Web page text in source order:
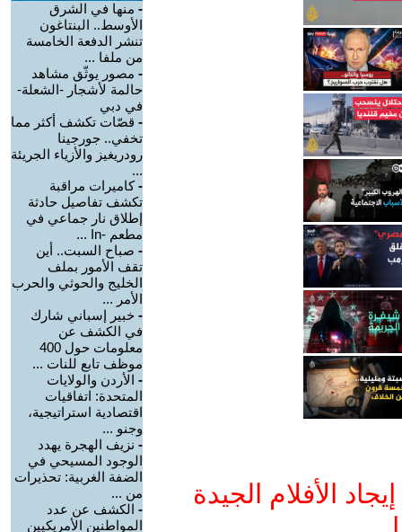
الأفلام الجيدة
- منها في الشرق
الأوسط.. البنتاغون
تنشر الدفعة الخامسة
من ملفا ...
- مصور يوثّق مشاهد
حالمة لأشجار -الشعلة-
في دبي
- قصّات تكشف أكثر مما
تخفي.. جورجينا
رودريغيز والأزياء الجريئة
...
-كاميرات مراقبة
تكشف تفاصيل حادثة
إطلاق نار جماعي في
مطعم -In ...
- صباح السبت.. أين
تقف الأمور بملف
الخليج والحوثي والحرب
الأمر ...
- خبير إسباني شارك
في الكشف عن
معلومات حول 400
موظف تابع للنات ...
- الأردن والولايات
المتحدة: اتفاقيات
اقتصادية استراتيجية،
وجنو ...
- نزيف الهجرة يهدد
الوجود المسيحي في
الضفة الغربية: تحذيرات
من ...
- الكشف عن عدد
المواطنين الأمريكيين